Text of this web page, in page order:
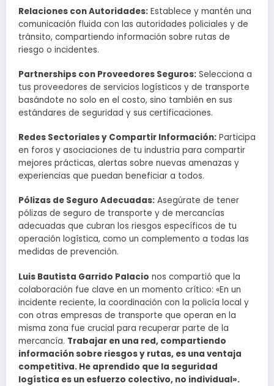
Relaciones con Autoridades: Establece y mantén una
comunicación fluida con las autoridades policiales y de
tránsito, compartiendo información sobre rutas de
riesgo o incidentes.
Partnerships con Proveedores Seguros: Selecciona a
tus proveedores de servicios logísticos y de transporte
basándote no solo en el costo, sino también en sus
estándares de seguridad y sus certificaciones.
Redes Sectoriales y Compartir Información: Participa
en foros y asociaciones de tu industria para compartir
mejores prácticas, alertas sobre nuevas amenazas y
experiencias que puedan beneficiar a todos.
Pólizas de Seguro Adecuadas: Asegúrate de tener
pólizas de seguro de transporte y de mercancías
adecuadas que cubran los riesgos específicos de tu
operación logística, como un complemento a todas las
medidas de prevención.
Luis Bautista Garrido Palacio nos compartió que la
colaboración fue clave en un momento crítico: «En un
incidente reciente, la coordinación con la policía local y
con otras empresas de transporte que operan en la
misma zona fue crucial para recuperar parte de la
mercancía. Trabajar en una red, compartiendo
información sobre riesgos y rutas, es una ventaja
competitiva. He aprendido que la seguridad
logística es un esfuerzo colectivo, no individual».